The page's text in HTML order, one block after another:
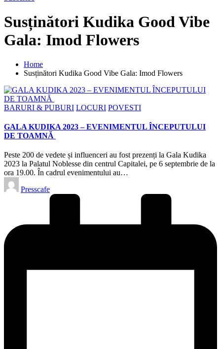
Susținători Kudika Good Vibe
Gala: Imod Flowers
Home
Susținători Kudika Good Vibe Gala: Imod Flowers
Posted
BARURI & PUBURI LOCURI POVESTI
GALA KUDIKA 2023 – EVENIMENTUL ÎNCEPUTULUI
DE TOAMNĂ
Peste 200 de vedete și influenceri au fost prezenți la Gala Kudika
2023 la Palatul Noblesse din centrul Capitalei, pe 6 septembrie de la
ora 19.00. În cadrul evenimentului au…
Posted
by
Presscafe